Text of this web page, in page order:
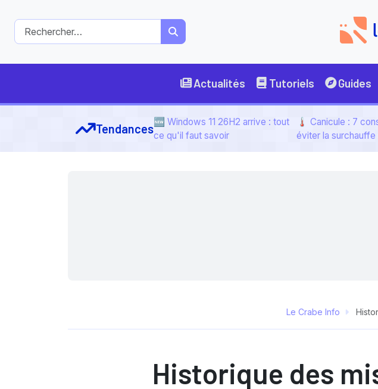
Actualités Tutoriels Guides
Tendances🆕 Windows 11 26H2 arrive : tout
ce qu'il faut savoir
🌡️ Canicule : 7
éviter la
Le Crabe Info
Historique des